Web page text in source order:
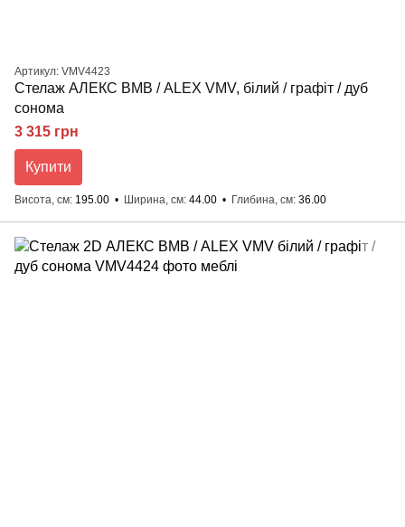
Артикул: VMV4423
Стелаж АЛЕКС ВМВ / ALEX VMV, білий / графіт / дуб
сонома
3 315 грн
Купити
Висота, см 195.00 Ширина, см 44.00 Глибина, см 36.00